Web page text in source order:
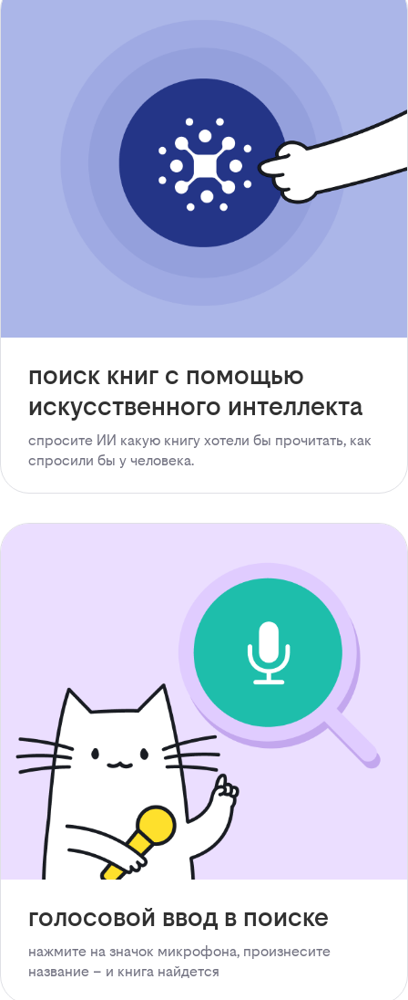
поиск книг с помощью
искусственного интеллекта
спросите ИИ какую книгу хотели бы прочитать, как
спросили бы у человека.
голосовой ввод в поиске
нажмите на значок микрофона, произнесите
название – и книга найдется